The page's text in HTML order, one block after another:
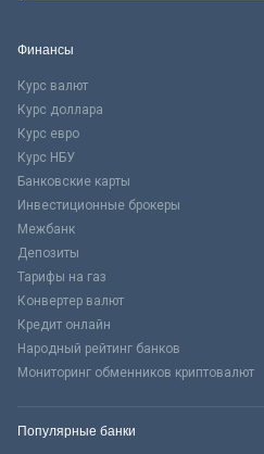
Финансы
Курс валют
Курс доллара
Курс евро
Курс НБУ
Банковские карты
Инвестиционные брокеры
Межбанк
Депозиты
Тарифы на газ
Конвертер валют
Кредит онлайн
Народный рейтинг банков
Мониторинг обменников криптовалют
Популярные банки